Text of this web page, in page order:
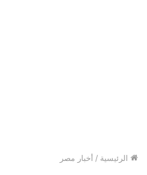
الرئيسية / أخبار مصر